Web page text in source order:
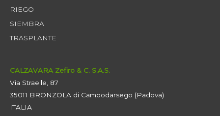
RIEGO
SIEMBRA
TRASPLANTE
CALZAVARA Zefiro & C. S.A.S.
Via Straelle, 87
35011 BRONZOLA di Campodarsego (Padova)
ITALIA